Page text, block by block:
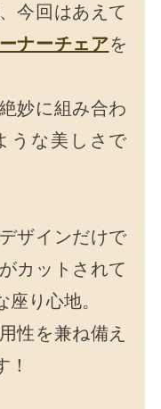
今回はあえて
ナーチェアを
妙に組み合わ
うな美しさで
ザインだけで
カットされて
り心地。
性を兼ね備え